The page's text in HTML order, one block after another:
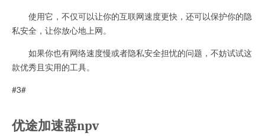
使用它，不仅可以让你的互联网速度更快，还可以保护你的隐
私安全，让你放心地上网。
如果你也有网络速度慢或者隐私安全担忧的问题，不妨试试这
款优秀且实用的工具。
#3#
优途加速器npv